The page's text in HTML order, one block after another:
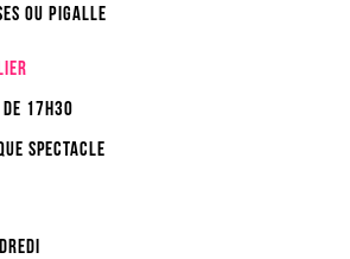
ou Pigalle
DE 17h30
spectacle